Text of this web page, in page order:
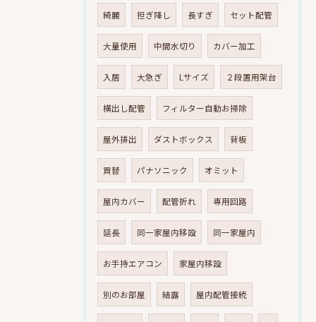
綺麗 担ぎ降し 長すぎ セット配管
大量使用 中間水切り カバー加工
入居 大急ぎ Lサイズ ２段置用架台
横出し配管 フィルター自動お掃除
屋外排出 ダストボックス 背板
買替 パナソニック オミット
屋内カバー 配管折れ 専用回路
延長 同一家屋内移設 同一家屋内
お手持エアコン 家屋内移設
別のお部屋 結露 屋内配管接続